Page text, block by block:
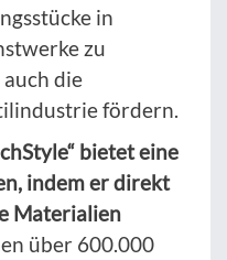
in
zu
die
fördern.
bietet eine
indem er direkt
Materialien
über 600.000